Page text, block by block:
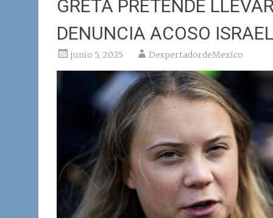
GRETA PRETENDE
DENUNCIA ACOSO
junio 5, 2025 DespertadordeMexico